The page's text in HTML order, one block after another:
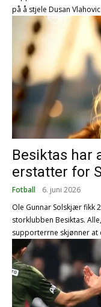
på å stjele Dusan
Besiktas har
erstatter for
Fotball 6. juni 2026
Ole Gunnar Solskjær fikk
storklubben Besiktas.
supporterrne skjønner at